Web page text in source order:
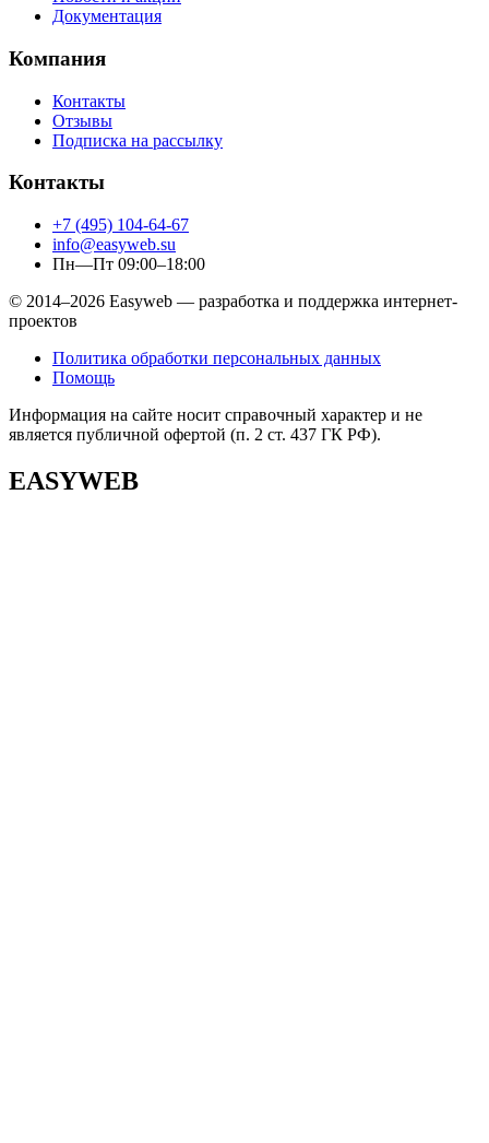
Документация
Компания
Контакты
Отзывы
Подписка на рассылку
Контакты
+7 (495) 104-64-67
info@easyweb.su
Пн—Пт 09:00–18:00
© 2014–2026 Easyweb — разработка и поддержка интернет-
проектов
Политика обработки персональных данных
Помощь
Информация на сайте носит справочный характер и не
является публичной офертой (п. 2 ст. 437 ГК РФ).
EASYWEB